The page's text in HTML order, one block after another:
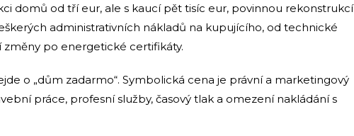
domů od tří eur, ale s kaucí pět tisíc eur, povinnou rekonstrukcí
administrativních nákladů na kupujícího, od technické
po energetické certifikáty.
o „dům zadarmo“. Symbolická cena je právní a marketingový
práce, profesní služby, časový tlak a omezení nakládání s